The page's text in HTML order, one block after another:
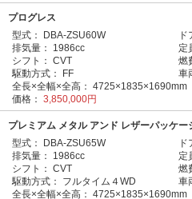
プログレス
型式：
DBA-ZSU60W ド
排気量：
1986cc 定
シフト： CVT 燃
駆動方式：
FF 車
全長×全幅×全高： 4725×1835×1690mm
価格： 3,850,000円
プレミアム メタル アンド レザーパッケー
型式：
DBA-ZSU65W ド
排気量：
1986cc 定
シフト： CVT 燃
駆動方式：
フルタイム４WD 車
全長×全幅×全高： 4725×1835×1690mm